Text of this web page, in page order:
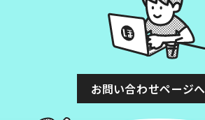
お問い合わせページへ